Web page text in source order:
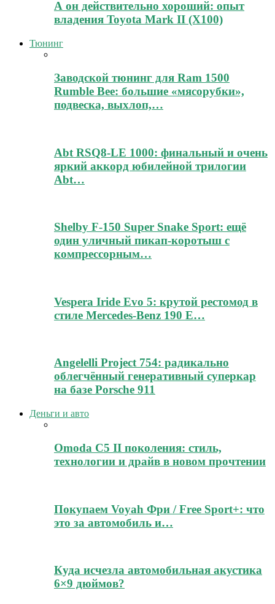
А он действительно хороший: опыт
владения Toyota Mark II (Х100)
Тюнинг
Заводской тюнинг для Ram 1500
Rumble Bee: большие «мясорубки»,
подвеска, выхлоп,…
Abt RSQ8-LE 1000: финальный и очень
яркий аккорд юбилейной трилогии
Abt…
Shelby F-150 Super Snake Sport: ещё
один уличный пикап-коротыш с
компрессорным…
Vespera Iride Evo 5: крутой рестомод в
стиле Mercedes-Benz 190 E…
Angelelli Project 754: радикально
облегчённый генеративный суперкар
на базе Porsche 911
Деньги и авто
Omoda C5 II поколения: стиль,
технологии и драйв в новом прочтении
Покупаем Voyah Фри / Free Sport+: что
это за автомобиль и…
Куда исчезла автомобильная акустика
6×9 дюймов?